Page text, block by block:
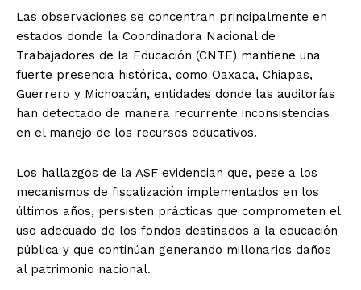
Las observaciones se concentran principalmente en
estados donde la Coordinadora Nacional de
Trabajadores de la Educación (CNTE) mantiene una
fuerte presencia histórica, como Oaxaca, Chiapas,
Guerrero y Michoacán, entidades donde las auditorías
han detectado de manera recurrente inconsistencias
en el manejo de los recursos educativos.
Los hallazgos de la ASF evidencian que, pese a los
mecanismos de fiscalización implementados en los
últimos años, persisten prácticas que comprometen el
uso adecuado de los fondos destinados a la educación
pública y que continúan generando millonarios daños
al patrimonio nacional.